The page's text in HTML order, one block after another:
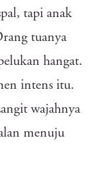
tapi anak
tuanya
hangat.
intens itu.
wajahnya
menuju